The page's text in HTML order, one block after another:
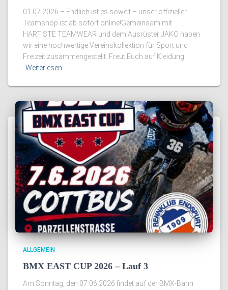
01.07.2026 – Endlich ist es soweit – unser offizieller
Teamshop ist ab sofort online!Gemeinsam mit
HARTISTE TEAMWEAR und dem Ausrüster JAKO haben
wir eine hochwertige Vereinskollektion für Sport und
Freizeit zusammengestellt. Freut Euch auf Kleidung
Weiterlesen…
ALLGEMEIN
BMX EAST CUP 2026 – Lauf 3
Am Sonntag, den 07.06.2026 findet auf der BMX-Bahn